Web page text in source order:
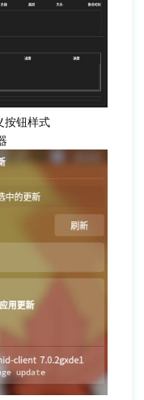
钮样式